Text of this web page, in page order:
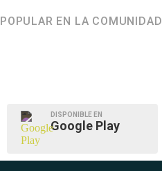
POPULAR EN LA COMUNIDAD
DISPONIBLE EN
Google Play